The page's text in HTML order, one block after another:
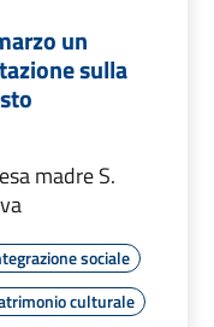
un
sulla
madre S.
sociale
culturale